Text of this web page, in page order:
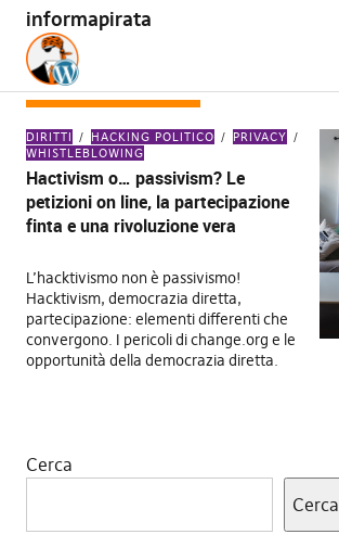
informapirata
TAG:DENIS ROJO
DIRITTI HACKING POLITICO
PRIVACY
WHISTLEBLOWING
Hactivism o… passivism? Le
petizioni on line, la partecipazione
finta e una rivoluzione vera
L’hacktivismo non è passivismo!
Hacktivism, democrazia diretta,
partecipazione: elementi differenti che
convergono. I pericoli di change.org e le
opportunità della democrazia diretta.
Cerca
Cerca